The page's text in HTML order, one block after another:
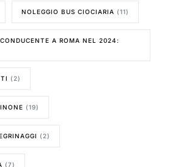
NOLEGGIO BUS CIOCIARIA (11)
A ROMA NEL 2024:
(2)
(19)
(2)
(7)